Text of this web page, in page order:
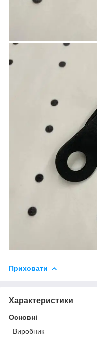
Приховати
Характеристики
Основні
Виробник